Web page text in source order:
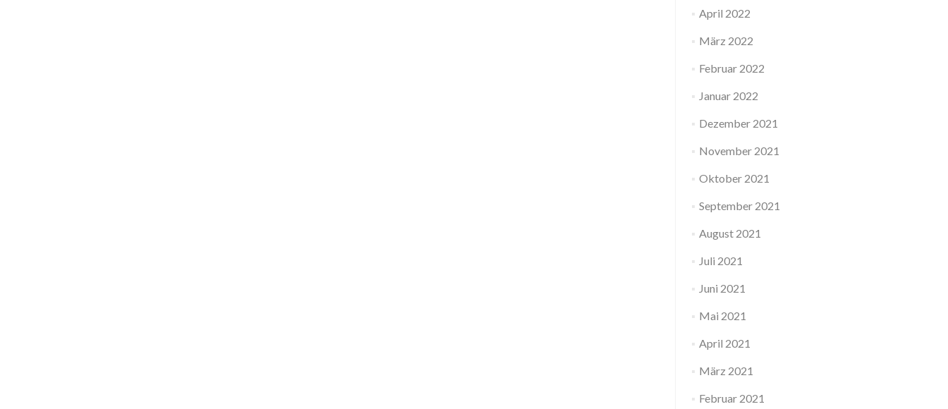
April 2022
März 2022
Februar 2022
Januar 2022
Dezember 2021
November 2021
Oktober 2021
September 2021
August 2021
Juli 2021
Juni 2021
Mai 2021
April 2021
März 2021
Februar 2021